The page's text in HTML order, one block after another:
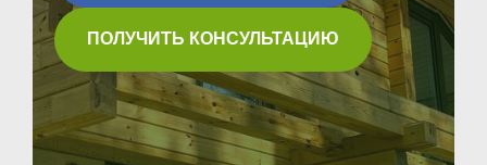
ПОЛУЧИТЬ КОНСУЛЬТАЦИЮ